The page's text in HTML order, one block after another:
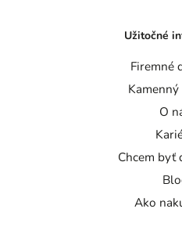
Užitočné
Firemné
O
Chcem byť
Ako